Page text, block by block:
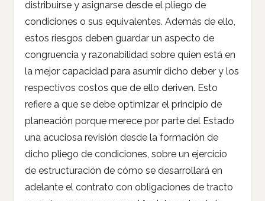
distribuirse y asignarse desde el pliego de
condiciones o sus equivalentes. Además de ello,
estos riesgos deben guardar un aspecto de
congruencia y razonabilidad sobre quien está en
la mejor capacidad para asumir dicho deber y los
respectivos costos que de ello deriven. Esto
refiere a que se debe optimizar el principio de
planeación porque merece por parte del Estado
una acuciosa revisión desde la formación de
dicho pliego de condiciones, sobre un ejercicio
de estructuración de cómo se desarrollará en
adelante el contrato con obligaciones de tracto